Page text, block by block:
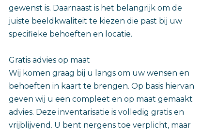
gewenst is. Daarnaast is het belangrijk om de
juiste beeldkwaliteit te kiezen die past bij uw
specifieke behoeften en locatie.
Gratis advies op maat
Wij komen graag bij u langs om uw wensen en
behoeften in kaart te brengen. Op basis hiervan
geven wij u een compleet en op maat gemaakt
advies. Deze inventarisatie is volledig gratis en
vrijblijvend. U bent nergens toe verplicht, maar